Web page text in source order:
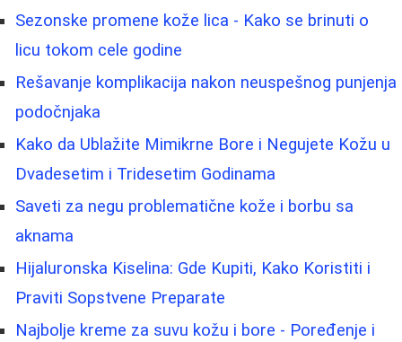
Sezonske promene kože lica - Kako se brinuti o
licu tokom cele godine
Rešavanje komplikacija nakon neuspešnog punjenja
podočnjaka
Kako da Ublažite Mimikrne Bore i Negujete Kožu u
Dvadesetim i Tridesetim Godinama
Saveti za negu problematične kože i borbu sa
aknama
Hijaluronska Kiselina: Gde Kupiti, Kako Koristiti i
Praviti Sopstvene Preparate
Najbolje kreme za suvu kožu i bore - Poređenje i